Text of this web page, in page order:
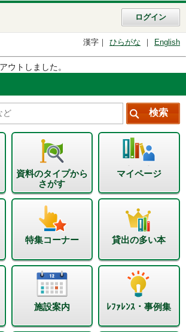
ログイン
漢字 ひらがな English
ウトしました。
資料のタイプから
さがす
マイページ
特集コーナー 貸出の多い本
施設案内 ﾚﾌｧﾚﾝｽ・事例集